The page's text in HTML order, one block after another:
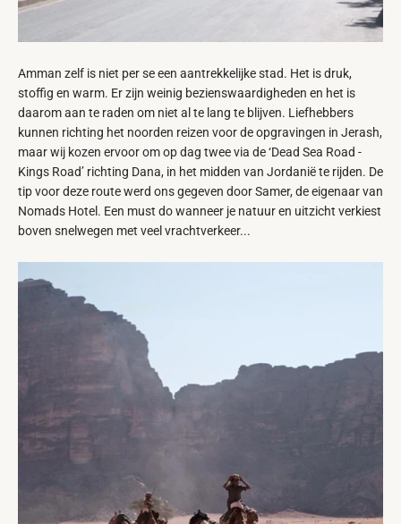
Amman zelf is niet per se een aantrekkelijke stad. Het is druk,
stoffig en warm. Er zijn weinig bezienswaardigheden en het is
daarom aan te raden om niet al te lang te blijven. Liefhebbers
kunnen richting het noorden reizen voor de opgravingen in Jerash,
maar wij kozen ervoor om op dag twee via de ‘Dead Sea Road -
Kings Road’ richting Dana, in het midden van Jordanië te rijden. De
tip voor deze route werd ons gegeven door Samer, de eigenaar van
Nomads Hotel. Een must do wanneer je natuur en uitzicht verkiest
boven snelwegen met veel vrachtverkeer...